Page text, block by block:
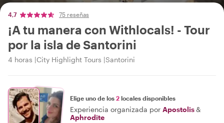
4,7 75 reseñas
¡A tu manera con Withlocals! - Tour
por la isla de Santorini
4 horas City Highlight Tours Santorini
Elige uno de los 2 locales disponibles
Experiencia organizada por Apostolis&
Aphrodite